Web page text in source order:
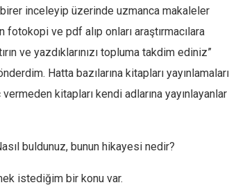
inceleyip üzerinde uzmanca makaleler
ve pdf alıp onları araştırmacılara
ve yazdıklarınızı topluma takdim ediniz”
Hatta bazılarına kitapları yayınlamaları
kitapları kendi adlarına yayınlayanlar
buldunuz, bunun hikayesi nedir?
istediğim bir konu var.